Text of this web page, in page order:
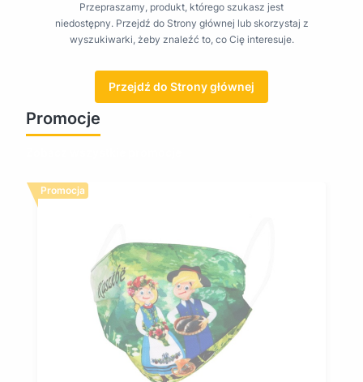
Przepraszamy, produkt, którego szukasz jest
niedostępny. Przejdź do Strony głównej lub skorzystaj z
wyszukiwarki, żeby znaleźć to, co Cię interesuje.
Przejdź do Strony głównej
Promocje
Promocja